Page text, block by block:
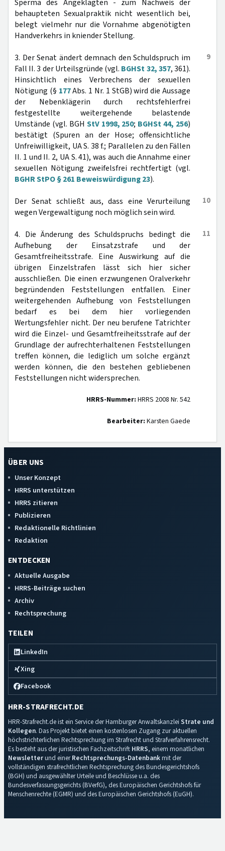
Sperma des Angeklagten - zum Nachweis der
behaupteten Sexualpraktik nicht wesentlich bei,
belegt vielmehr nur die Vornahme abgenötigten
Handverkehrs in kniender Stellung.
9
3. Der Senat ändert demnach den Schuldspruch im
Fall II. 3 der Urteilsgründe (vgl. BGHSt 32, 357, 361).
Hinsichtlich eines Verbrechens der sexuellen
Nötigung (§ 177Abs. 1 Nr. 1 StGB) wird die Aussage
der Nebenklägerin durch rechtsfehlerfrei
festgestellte weitergehende belastende
Umstände (vgl. BGH StV 1998, 250; BGHSt 44, 256)
bestätigt (Spuren an der Hose; offensichtliche
Unfreiwilligkeit, UA S. 38 f.; Parallelen zu den Fällen
II. 1 und II. 2, UA S. 41), was auch die Annahme einer
sexuellen Nötigung zweifelsfrei rechtfertigt (vgl.
BGHR StPO § 261 Beweiswürdigung 23).
10
Der Senat schließt aus, dass eine Verurteilung
wegen Vergewaltigung noch möglich sein wird.
11
4. Die Änderung des Schuldspruchs bedingt die
Aufhebung der Einsatzstrafe und der
Gesamtfreiheitsstrafe. Eine Auswirkung auf die
übrigen Einzelstrafen lässt sich hier sicher
ausschließen. Die einen erzwungenen Oralverkehr
begründenden Feststellungen entfallen. Einer
weitergehenden Aufhebung von Feststellungen
bedarf es bei dem hier vorliegenden
Wertungsfehler nicht. Der neu berufene Tatrichter
wird die Einzel- und Gesamtfreiheitsstrafe auf der
Grundlage der aufrechterhaltenen Feststellungen
treffen können, die lediglich um solche ergänzt
werden können, die den bestehen gebliebenen
Feststellungen nicht widersprechen.
HRRS-Nummer: HRRS 2008 Nr. 542
Bearbeiter: Karsten Gaede
ÜBER UNS
Unser Konzept
HRRS unterstützen
HRRS zitieren
Publizieren
Redaktionelle Richtlinien
Redaktion
ENTDECKEN
Aktuelle Ausgabe
HRRS-Beiträge suchen
Archiv
Rechtsprechung
TEILEN
LinkedIn
Xing
Facebook
HRR-STRAFRECHT.DE
HRR-Strafrecht.de ist ein Service der Hamburger Anwaltskanzlei Strate und
Kollegen. Das Projekt bietet einen kostenlosen Zugang zur aktuellen
höchstrichterlichen Rechtsprechung im Strafrecht und Strafverfahrensrecht.
Es besteht aus der juristischen Fachzeitschrift HRRS, einem monatlichen
Newsletterund einerRechtsprechungs-Datenbankmit der
vollständigen strafrechtlichen Rechtsprechung des Bundesgerichtshofs
(BGH) und ausgewählter Urteile und Beschlüsse u.a. des
Bundesverfassungsgerichts (BVerfG), des Europäischen Gerichtshofs für
Menschenrechte (EGMR) und des Europäischen Gerichtshofs (EuGH).